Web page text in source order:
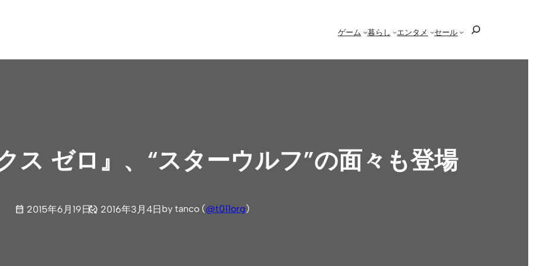
ゲーム 暮らし エンタメ セール
ス ゼロ』、“スターウルフ”の面々も登場
2015年6月19日 2016年3月4日 by tanco (@t011org)